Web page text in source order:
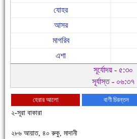
যোহর
আসর
মাগরিব
এশা
সূর্যোদয় - ৫:৩০
সূর্যাস্ত - ০৬:৩৭
হেরার আলো বাণী চিরন্তন
২-সূরা বাকারা
২৮৬ আয়াত, ৪০ রুকু, মাদানী